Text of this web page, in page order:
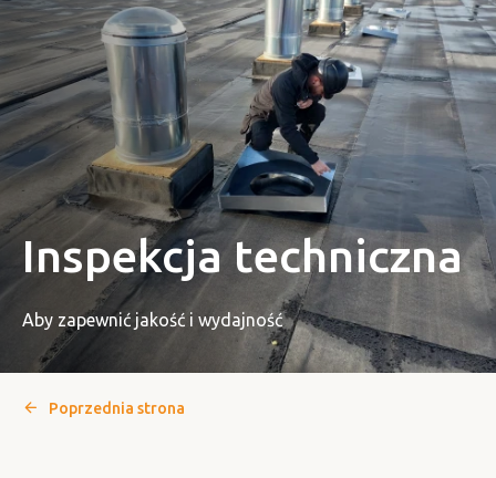
Inspekcja techniczna
Aby zapewnić jakość i wydajność
Poprzednia strona